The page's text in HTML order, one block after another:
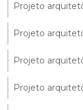
Projeto
Projeto
Projeto
Projeto